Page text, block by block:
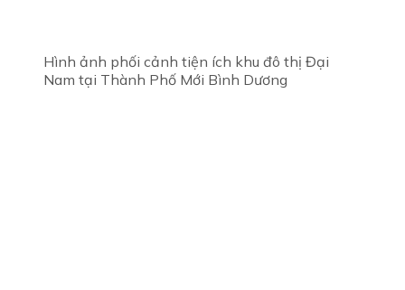
Hình ảnh phối cảnh tiện ích khu đô thị Đại
Nam tại Thành Phố Mới Bình Dương